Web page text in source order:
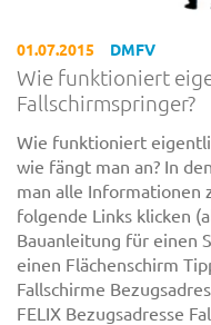
01.07.2015 DMFV
Wie funktioniert
Fallschirmspringer?
Wie funktioniert
wie fängt man an? In
man alle Informationen
folgende Links klicken
Bauanleitung für einen
einen Flächenschirm
Fallschirme
FELIX Bezugsadresse